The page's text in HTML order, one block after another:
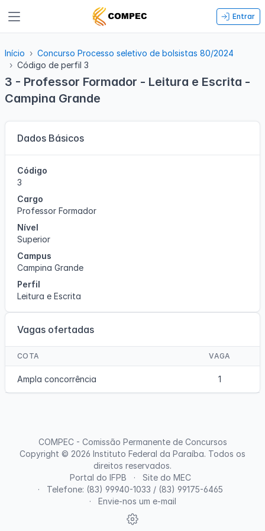
Entrar
Início
Concurso Processo seletivo de bolsistas 80/2024
Código de perfil 3
3 - Professor Formador - Leitura e Escrita -
Campina Grande
Dados Básicos
Código
3
Cargo
Professor Formador
Nível
Superior
Campus
Campina Grande
Perfil
Leitura e Escrita
Vagas ofertadas
COTA VAGA
Ampla concorrência 1
Portal do IFPB
Site do MEC
Telefone: (83) 99940-1033 / (83) 99175-6465
Envie-nos um e-mail
COMPEC - Comissão Permanente de Concursos
Copyright © 2026 Instituto Federal da Paraíba. Todos os
direitos reservados.